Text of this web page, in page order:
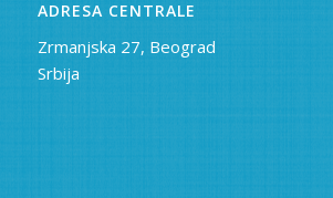
ADRESA CENTRALE
Zrmanjska 27, Beograd
Srbija